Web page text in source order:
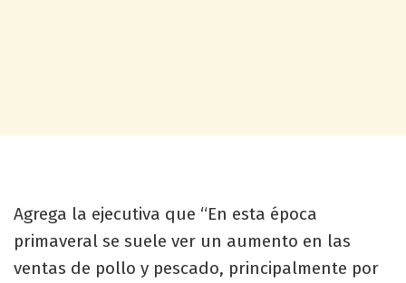
Agrega la ejecutiva que “En esta época
primaveral se suele ver un aumento en las
ventas de pollo y pescado, principalmente por